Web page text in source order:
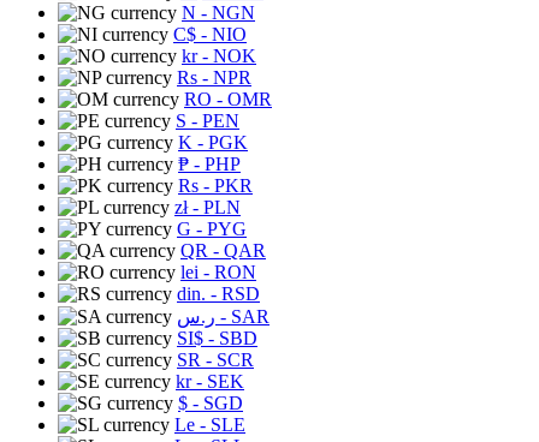
N - NGN
C$ - NIO
kr- NOK
Rs - NPR
RO - OMR
S - PEN
K - PGK
₱ - PHP
Rs - PKR
zł- PLN
G - PYG
QR - QAR
lei - RON
din. - RSD
ر.س - SAR
SI$ - SBD
SR - SCR
kr- SEK
$ - SGD
Le - SLE